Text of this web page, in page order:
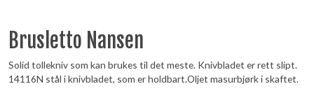
Brusletto Nansen
Solid tollekniv som kan brukes til det meste. Knivbladet er rett slipt.
14116N stål i knivbladet, som er holdbart.Oljet masurbjørk i skaftet.